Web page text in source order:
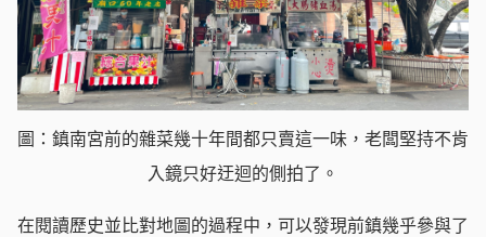
圖：鎮南宮前的雜菜幾十年間都只賣這一味，老闆堅持不肯
入鏡只好迂迴的側拍了。
在閱讀歷史並比對地圖的過程中，可以發現前鎮幾乎參與了